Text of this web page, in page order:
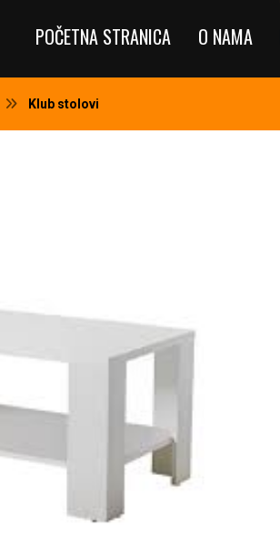
POČETNA STRANICA O NAMA
Klub stolovi